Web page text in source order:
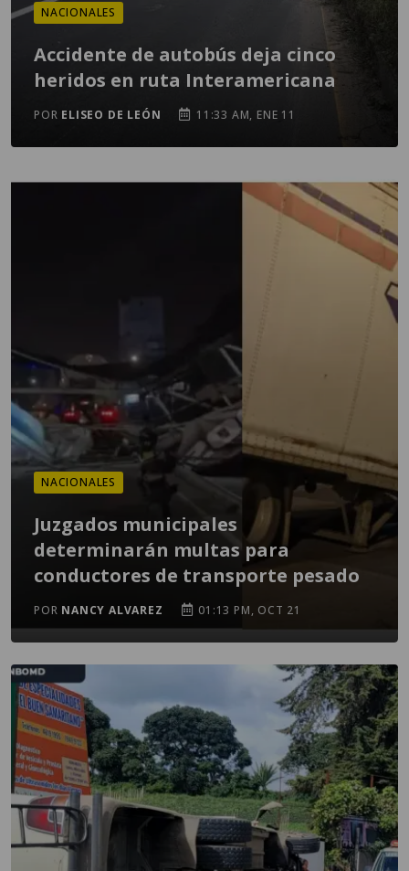
NACIONALES
Accidente de autobús deja cinco
heridos en ruta Interamericana
POR ELISEO DE LEÓN 11:33 AM, ENE 11
NACIONALES
Juzgados municipales
determinarán multas para
conductores de transporte pesado
POR NANCY ALVAREZ 01:13 PM, OCT 21